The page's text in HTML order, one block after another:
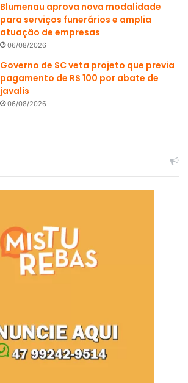
Blumenau aprova nova modalidade
para serviços funerários e amplia
atuação de empresas
06/08/2026
Governo de SC veta projeto que previa
pagamento de R$ 100 por abate de
javalis
06/08/2026